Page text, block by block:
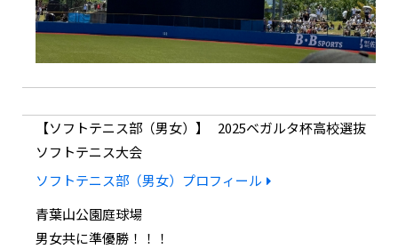
ソフトテニス部（男女）
2025ベガルタ杯高校選抜
ソフトテニス大会
ソフトテニス部（男女）プロフィール
青葉山公園庭球場
男女共に準優勝！！！